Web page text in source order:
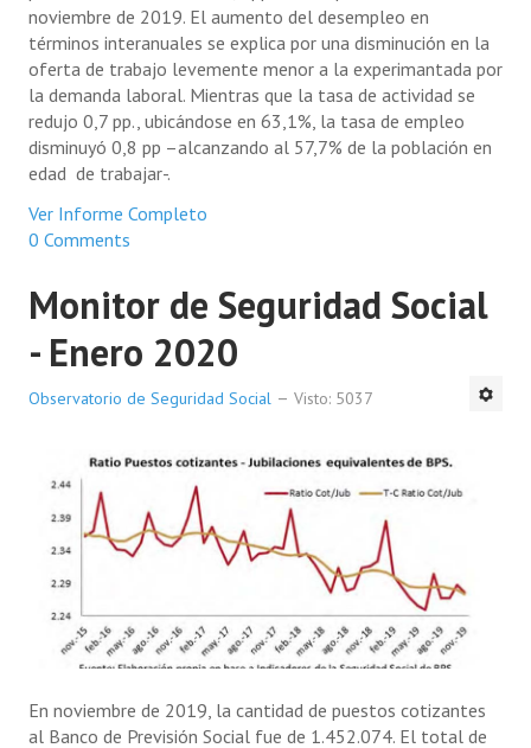
noviembre de 2019. El aumento del desempleo en
términos interanuales se explica por una disminución en la
oferta de trabajo levemente menor a la experimantada por
la demanda laboral. Mientras que la tasa de actividad se
redujo 0,7 pp., ubicándose en 63,1%, la tasa de empleo
disminuyó 0,8 pp –alcanzando al 57,7% de la población en
edad de trabajar-.
Ver Informe Completo
0 Comments
Monitor de Seguridad Social
- Enero 2020
Observatorio de Seguridad Social Visto: 5037
En noviembre de 2019, la cantidad de puestos cotizantes
al Banco de Previsión Social fue de 1.452.074. El total de